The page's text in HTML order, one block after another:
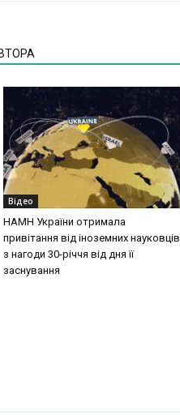
Відео
НАМН України отримала
привітання від іноземних науковців
з нагоди 30-річчя від дня її
заснування